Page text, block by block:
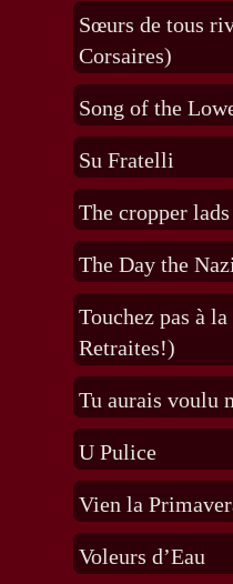
Sœurs de tous
Corsaires)
Song of the
Su Fratelli
The cropper lads
The Day the
Touchez pas à
Retraites!)
Tu aurais voulu
U Pulice
Vien la
Voleurs d’Eau